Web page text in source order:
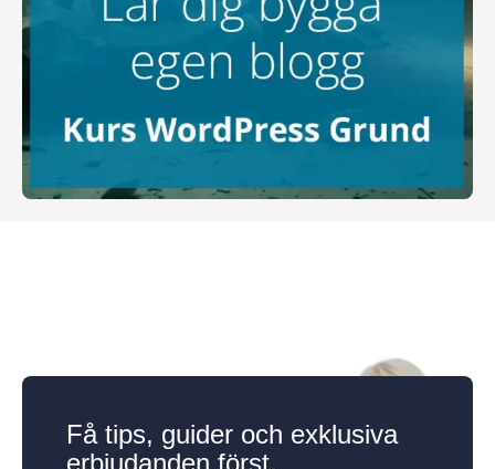
Få tips, guider och exklusiva
erbjudanden först.